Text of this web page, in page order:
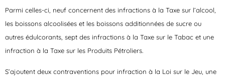
Parmi celles-ci, neuf concernent des infractions à la Taxe sur l’alcool,
les boissons alcoolisées et les boissons additionnées de sucre ou
autres édulcorants, sept des infractions à la Taxe sur le Tabac et une
infraction à la Taxe sur les Produits Pétroliers.
S’ajoutent deux contraventions pour infraction à la Loi sur le Jeu, une